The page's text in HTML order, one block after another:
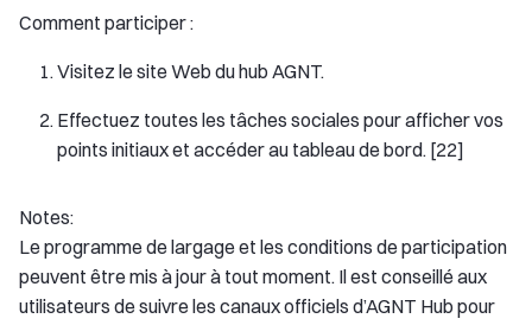
Comment participer :
Visitez le site Web du hub AGNT.
Effectuez toutes les tâches sociales pour afficher vos
points initiaux et accéder au tableau de bord. [22]
Notes:
Le programme de largage et les conditions de participation
peuvent être mis à jour à tout moment. Il est conseillé aux
utilisateurs de suivre les canaux officiels d’AGNT Hub pour